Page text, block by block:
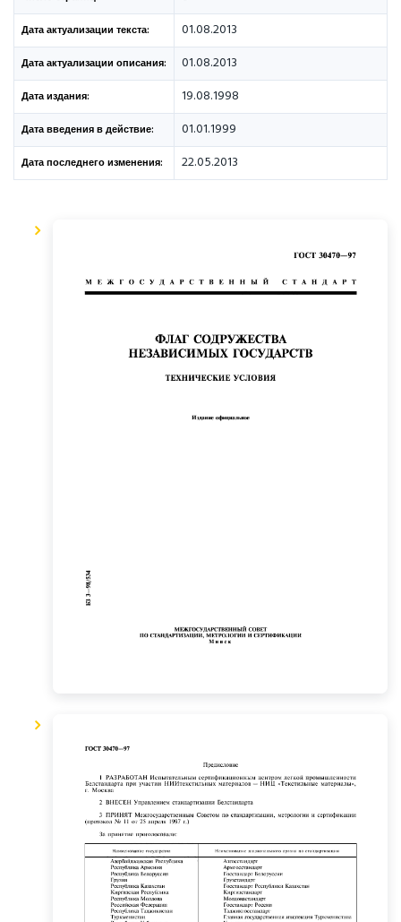
Дата актуализации текста: 01.08.2013
Дата актуализации описания: 01.08.2013
Дата издания: 19.08.1998
Дата введения в действие: 01.01.1999
Дата последнего изменения: 22.05.2013